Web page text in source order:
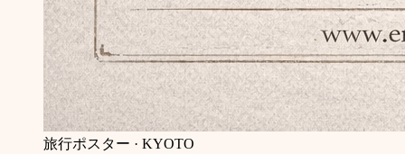
旅行ポスター · KYOTO